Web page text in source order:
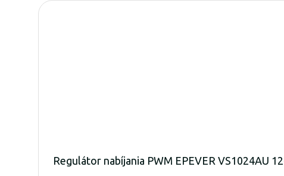
Regulátor nabíjania PWM EPEVER VS1024AU